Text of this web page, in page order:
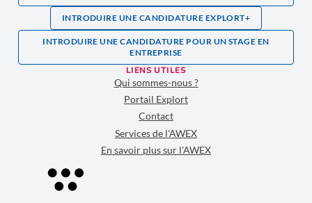
INTRODUIRE UNE CANDIDATURE EXPLORT+
INTRODUIRE UNE CANDIDATURE POUR UN STAGE EN
ENTREPRISE
LIENS UTILES
Qui sommes-nous ?
Portail Explort
Contact
Services de l'AWEX
En savoir plus sur l'AWEX